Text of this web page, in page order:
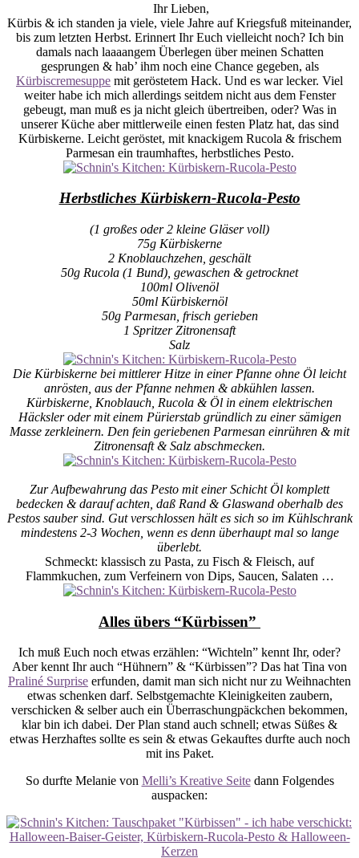
Ihr Lieben,
Kürbis & ich standen ja viele, viele Jahre auf Kriegsfuß miteinander,
bis zum letzten Herbst. Erinnert Ihr Euch vielleicht noch? Ich bin
damals nach laaaangem Überlegen über meinen Schatten
gesprungen & hab’ ihm noch eine Chance gegeben, als
Kürbiscremesuppe mit geröstetem Hack. Und es war lecker. Viel
weiter habe ich mich allerdings seitdem nicht aus dem Fenster
gebeugt, man muß es ja nicht gleich übertreiben, oder? Was in
unserer Küche aber mittlerweile einen festen Platz hat, das sind
Kürbiskerne. Leicht geröstet, mit knackigem Rucola & frischem
Parmesan ein traumhaftes, herbstliches Pesto.
Herbstliches Kürbiskern-Rucola-Pesto
(1 großes oder 2 kleine Gläser voll)
75g Kürbiskerne
2 Knoblauchzehen, geschält
50g Rucola (1 Bund), gewaschen & getrocknet
100ml Olivenöl
50ml Kürbiskernöl
50g Parmesan, frisch gerieben
1 Spritzer Zitronensaft
Salz
Die Kürbiskerne bei mittlerer Hitze in einer Pfanne ohne Öl leicht
anrösten, aus der Pfanne nehmen & abkühlen lassen.
Kürbiskerne, Knoblauch, Rucola & Öl in einem elektrischen
Häcksler oder mit einem Pürierstab gründlich zu einer sämigen
Masse zerkleinern. Den fein geriebenen Parmesan einrühren & mit
Zitronensaft & Salz abschmecken.
Zur Aufbewahrung das Pesto mit einer Schicht Öl komplett
bedecken & darauf achten, daß Rand & Glaswand oberhalb des
Pestos sauber sind. Gut verschlossen hält es sich so im Kühlschrank
mindestens 2-3 Wochen, wenn es denn überhaupt mal so lange
überlebt.
Schmeckt: klassisch zu Pasta, zu Fisch & Fleisch, auf
Flammkuchen, zum Verfeinern von Dips, Saucen, Salaten …
Alles übers “Kürbissen”
Ich muß Euch noch etwas erzählen: “Wichteln” kennt Ihr, oder?
Aber kennt Ihr auch “Hühnern” & “Kürbissen”? Das hat Tina von
Praliné Surprise erfunden, damit man sich nicht nur zu Weihnachten
etwas schenken darf. Selbstgemachte Kleinigkeiten zaubern,
verschicken & selber auch ein Überraschungpäckchen bekommen,
klar bin ich dabei. Der Plan stand auch schnell; etwas Süßes &
etwas Herzhaftes sollte es sein & etwas Gekauftes durfte auch noch
mit ins Paket.
So durfte Melanie von Melli’s Kreative Seitedann Folgendes
auspacken: